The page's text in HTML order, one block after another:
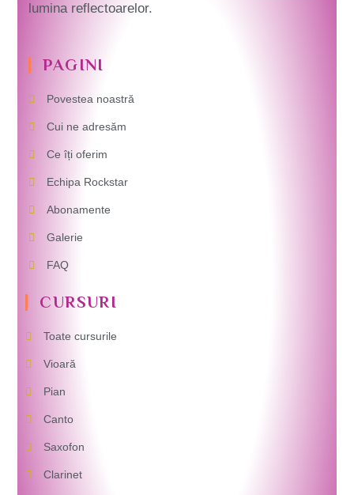
lumina reflectoarelor.
PAGINI
Povestea noastră
Cui ne adresăm
Ce îți oferim
Echipa Rockstar
Abonamente
Galerie
FAQ
CURSURI
Toate cursurile
Vioară
Pian
Canto
Saxofon
Clarinet